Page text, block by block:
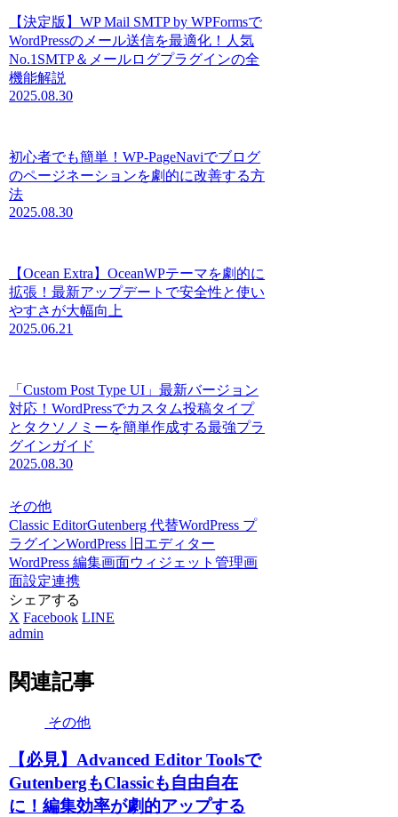
【決定版】WP Mail SMTP by WPFormsで
WordPressのメール送信を最適化！人気
No.1SMTP＆メールログプラグインの全
機能解説
2025.08.30
初心者でも簡単！WP-PageNaviでブログ
のページネーションを劇的に改善する方
法
2025.08.30
【Ocean Extra】OceanWPテーマを劇的に
拡張！最新アップデートで安全性と使い
やすさが大幅向上
2025.06.21
「Custom Post Type UI」最新バージョン
対応！WordPressでカスタム投稿タイプ
とタクソノミーを簡単作成する最強プラ
グインガイド
2025.08.30
その他
Classic EditorGutenberg 代替WordPress プ
ラグインWordPress 旧エディター
WordPress 編集画面ウィジェット管理画
面設定連携
シェアする
X Facebook LINE
admin
関連記事
その他
【必見】Advanced Editor Toolsで
GutenbergもClassicも自由自在
に！編集効率が劇的アップする